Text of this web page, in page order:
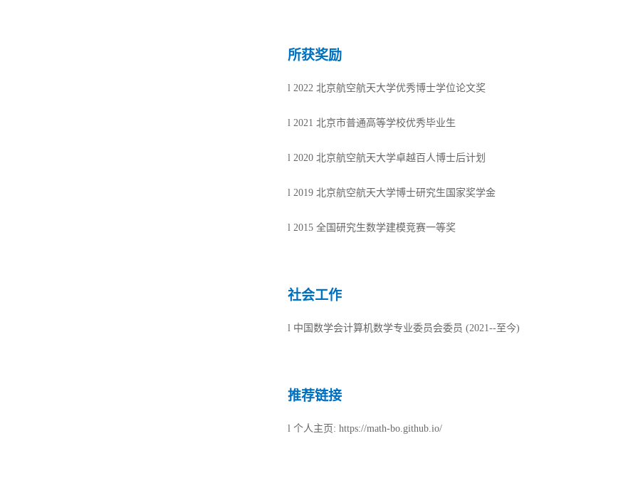
所获奖励
l 2022 北京航空航天大学优秀博士学位论文奖
l 2021 北京市普通高等学校优秀毕业生
l 2020 北京航空航天大学卓越百人博士后计划
l 2019 北京航空航天大学博士研究生国家奖学金
l 2015 全国研究生数学建模竞赛一等奖
社会工作
l 中国数学会计算机数学专业委员会委员 (2021--至今)
推荐链接
l 个人主页 : https://math-bo.github.io/